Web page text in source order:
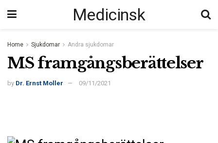
Medicinsk
Home Sjukdomar Andra sjukdomar
MS framgångsberättelser
by Dr. Ernst Moller 09/11/2021